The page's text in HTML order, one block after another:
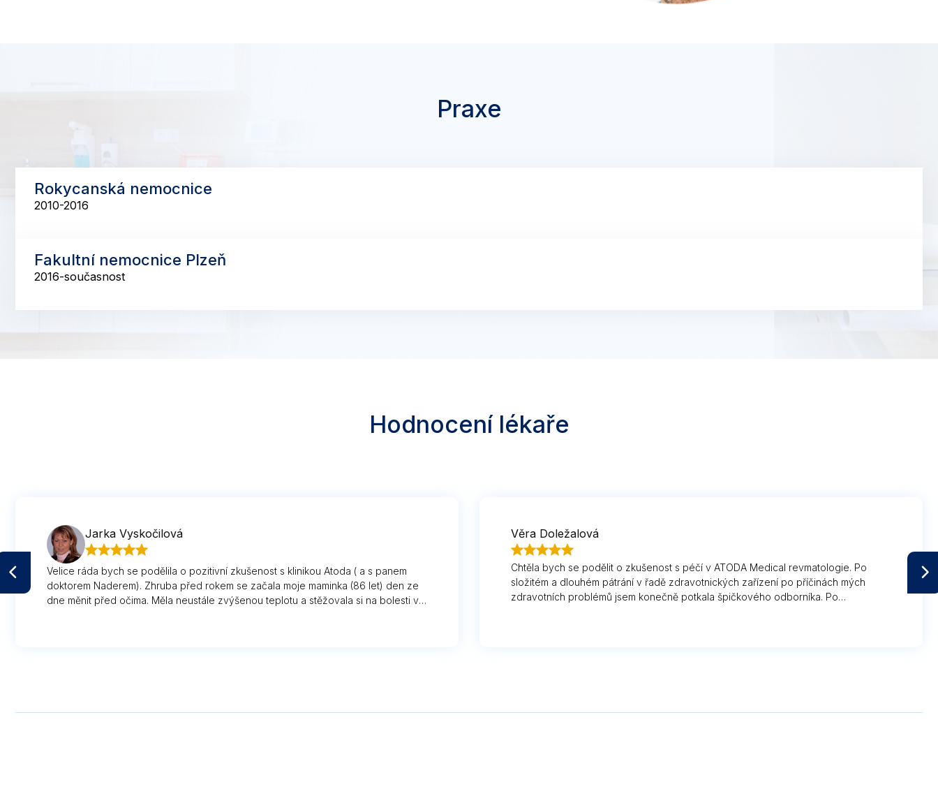
Praxe
Rokycanská nemocnice
2010-2016
Fakultní nemocnice Plzeň
2016-současnost
Hodnocení lékaře
Jarka Vyskočilová
Velice ráda bych se podělila o pozitivní zkušenost s klinikou Atoda ( a s panem
doktorem Naderem). Zhruba před rokem se začala moje maminka (86 let) den ze
dne měnit před očima. Měla neustále zvýšenou teplotu a stěžovala si na bolesti v
Věra Doležalová
Chtěla bych se podělit o zkušenost s péčí v ATODA Medical revmatologie. Po
složitém a dlouhém pátrání v řadě zdravotnických zařízení po příčinách mých
zdravotních problémů jsem konečně potkala špičkového odborníka. Po